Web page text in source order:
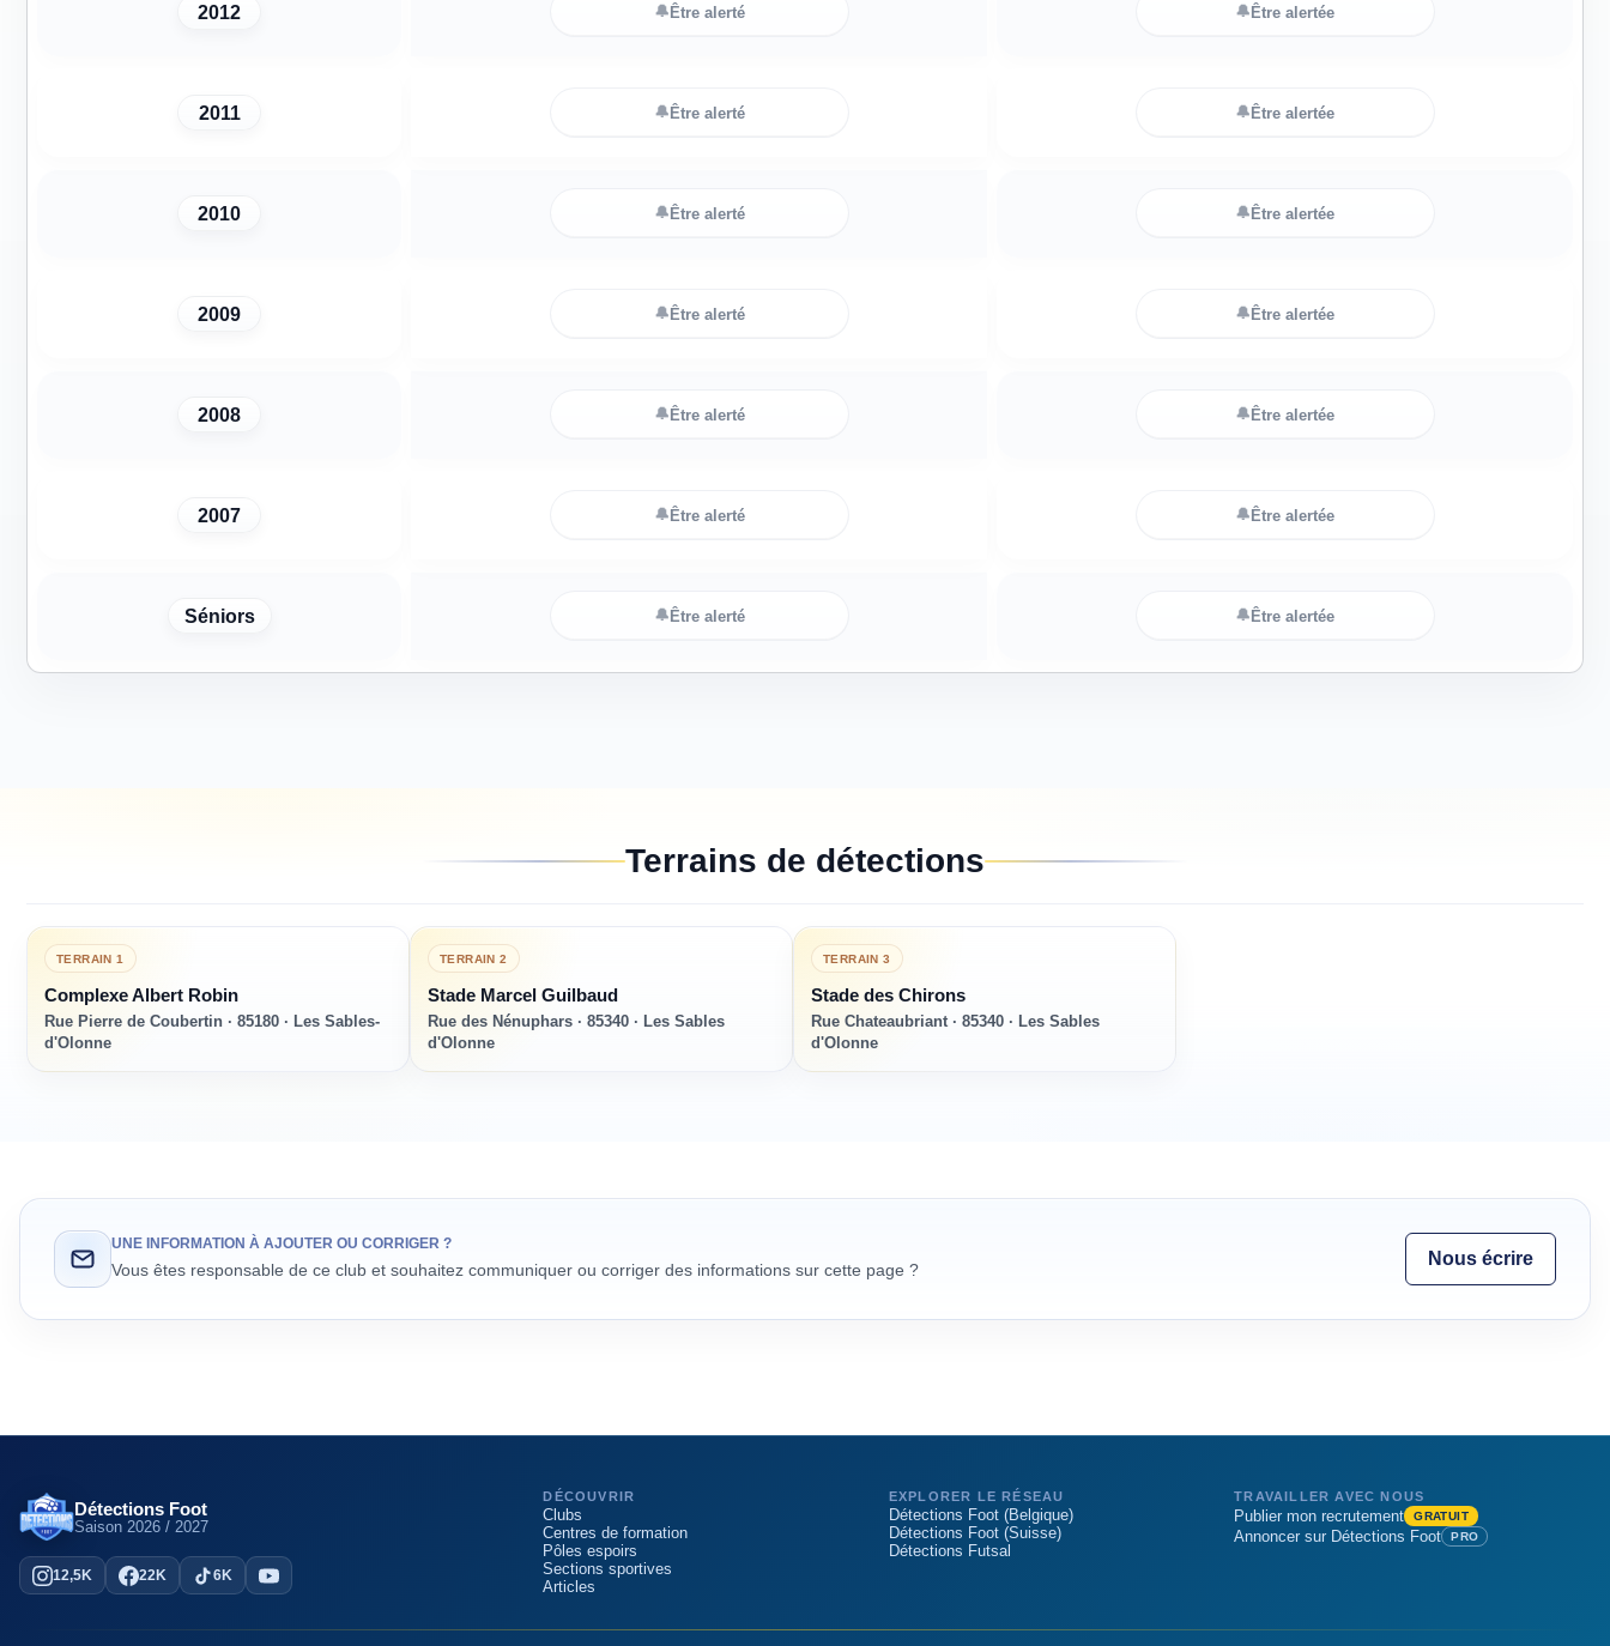
Terrains de détections
TERRAIN1
Complexe Albert Robin
Rue Pierre de Coubertin · 85180 · Les Sables-
d'Olonne
TERRAIN2
Stade Marcel Guilbaud
Rue des Nénuphars · 85340 · Les Sables
d'Olonne
TERRAIN3
Stade des Chirons
Rue Chateaubriant · 85340 · Les Sables
d'Olonne
2012 🔔Être alerté 🔔Être alertée
2011 🔔Être alerté 🔔Être alertée
2010 🔔Être alerté 🔔Être alertée
2009 🔔Être alerté 🔔Être alertée
2008 🔔Être alerté 🔔Être alertée
2007 🔔Être alerté 🔔Être alertée
Séniors 🔔Être alerté 🔔Être alertée
UNE INFORMATION À AJOUTER OU CORRIGER ?
Vous êtes responsable de ce club et souhaitez communiquer ou corriger des informations sur cette page ?
Nous écrire
Détections Foot
Saison 2026 / 2027
12,5K 22K 6K
DÉCOUVRIR
Clubs
Centres de formation
Pôles espoirs
Sections sportives
Articles
EXPLORER LE RÉSEAU
Détections Foot (Belgique)
Détections Foot (Suisse)
Détections Futsal
TRAVAILLER AVEC NOUS
Publier mon recrutement GRATUIT
Annoncer sur Détections Foot PRO